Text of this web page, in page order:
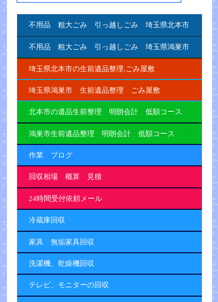
不用品 粗大ごみ 引っ越しごみ 埼玉県北本市
不用品 粗大ごみ 引っ越しごみ 埼玉県鴻巣市
埼玉県北本市の生前遺品整理.ごみ屋敷
埼玉県鴻巣市 生前遺品整理 ごみ屋敷
北本市の遺品生前整理 明朗会計 低額コース
鴻巣市生前遺品整理 明朗会計 低額コース
作業 ブログ
回収相場 概算 見積
24時間受付依頼メール
冷蔵庫回収
家具 無垢家具回収
洗濯機、乾燥機回収
テレビ、モニターの回収